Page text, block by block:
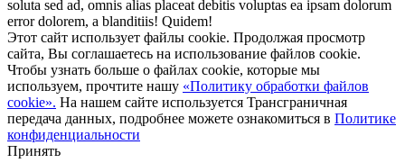
soluta sed ad, omnis alias placeat debitis voluptas ea ipsam dolorum
error dolorem, a blanditiis! Quidem!
Этот сайт использует файлы cookie. Продолжая просмотр
сайта, Вы соглашаетесь на использование файлов cookie.
Чтобы узнать больше о файлах cookie, которые мы
используем, прочтите нашу «Политику обработки файлов
cookie». На нашем сайте используется Трансграничная
передача данных, подробнее можете ознакомиться в Политике
конфиденциальности
Принять